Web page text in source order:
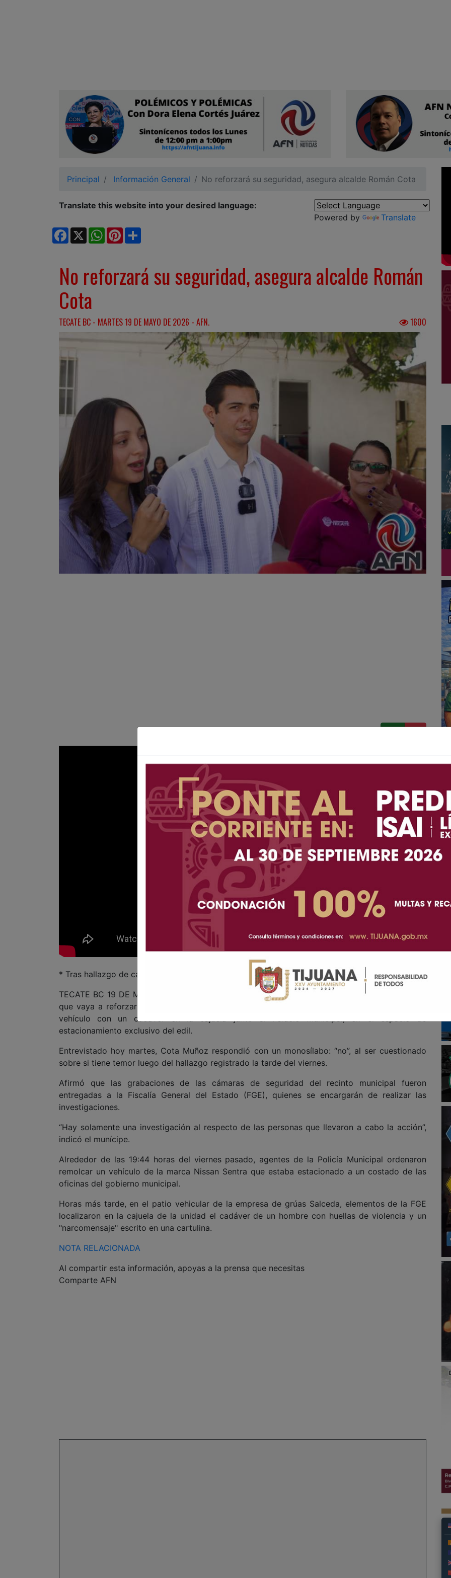
Principal Información General No reforzará su seguridad, asegura alcalde Román Cota
Translate this website into your desired language:
Powered by
Translate
Facebook
X WhatsApp
Pinterest
No reforzará su seguridad, asegura alcalde Román
Cota
TECATE BC - MARTES 19 DE MAYO DE 2026 - AFN. 1600
* Tras hallazgo de cadáver en su estacionamiento en palacio municipal.
TECATE BC 19 DE MAYO DE 2026 (AFN).- El alcalde de Tecate, Román Cota Muñoz, descartó
que vaya a reforzar su equipo de seguridad, luego de que se reportara la localización de un
vehículo con un cadáver en la cajuela junto al Palacio Municipal, en el espacio de
estacionamiento exclusivo del edil.
Entrevistado hoy martes, Cota Muñoz respondió con un monosílabo: “no”, al ser cuestionado
sobre si tiene temor luego del hallazgo registrado la tarde del viernes.
Afirmó que las grabaciones de las cámaras de seguridad del recinto municipal fueron
entregadas a la Fiscalía General del Estado (FGE), quienes se encargarán de realizar las
investigaciones.
“Hay solamente una investigación al respecto de las personas que llevaron a cabo la acción”,
indicó el munícipe.
Alrededor de las 19:44 horas del viernes pasado, agentes de la Policía Municipal ordenaron
remolcar un vehículo de la marca Nissan Sentra que estaba estacionado a un costado de las
oficinas del gobierno municipal.
Horas más tarde, en el patio vehicular de la empresa de grúas Salceda, elementos de la FGE
localizaron en la cajuela de la unidad el cadáver de un hombre con huellas de violencia y un
"narcomensaje" escrito en una cartulina.
NOTA RELACIONADA
Al compartir esta información, apoyas a la prensa que necesitas
Comparte AFN